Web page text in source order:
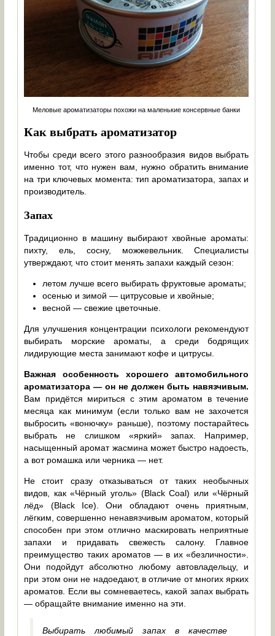
Меловые ароматизаторы похожи на маленькие консервные банки
Как выбрать ароматизатор
Чтобы среди всего этого разнообразия видов выбрать
именно тот, что нужен вам, нужно обратить внимание
на три ключевых момента: тип ароматизатора, запах и
производитель.
Запах
Традиционно в машину выбирают хвойные ароматы:
пихту, ель, сосну, можжевельник. Специалисты
утверждают, что стоит менять запахи каждый сезон:
летом лучше всего выбирать фруктовые ароматы;
осенью и зимой — цитрусовые и хвойные;
весной — свежие цветочные.
Для улучшения концентрации психологи рекомендуют
выбирать морские ароматы, а среди бодрящих
лидирующие места занимают кофе и цитрусы.
Важная особенность хорошего автомобильного
ароматизатора — он не должен быть навязчивым.
Вам придётся мириться с этим ароматом в течение
месяца как минимум (если только вам не захочется
выбросить «вонючку» раньше), поэтому постарайтесь
выбрать не слишком «яркий» запах. Например,
насыщенный аромат жасмина может быстро надоесть,
а вот ромашка или черника — нет.
Не стоит сразу отказываться от таких необычных
видов, как «Чёрный уголь» (Black Coal) или «Чёрный
лёд» (Black Ice). Они обладают очень приятным,
лёгким, совершенно ненавязчивым ароматом, который
способен при этом отлично маскировать неприятные
запахи и придавать свежесть салону. Главное
преимущество таких ароматов — в их «безличности».
Они подойдут абсолютно любому автовладельцу, и
при этом они не надоедают, в отличие от многих ярких
ароматов. Если вы сомневаетесь, какой запах выбрать
— обращайте внимание именно на эти.
Выбирать любимый запах в качестве